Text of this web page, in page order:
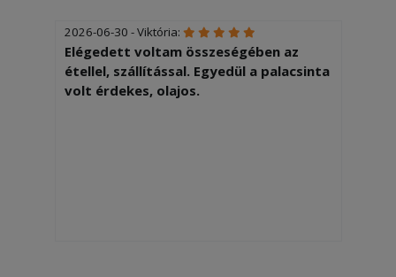
2026-06-30 - Viktória:
Elégedett voltam összeségében az
étellel, szállítással. Egyedül a palacsinta
volt érdekes, olajos.